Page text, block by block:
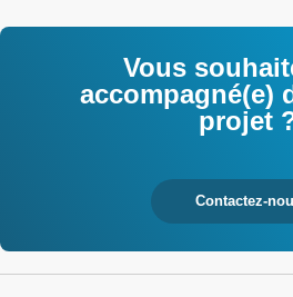
Vous
accompagné(e)
projet
Contactez-